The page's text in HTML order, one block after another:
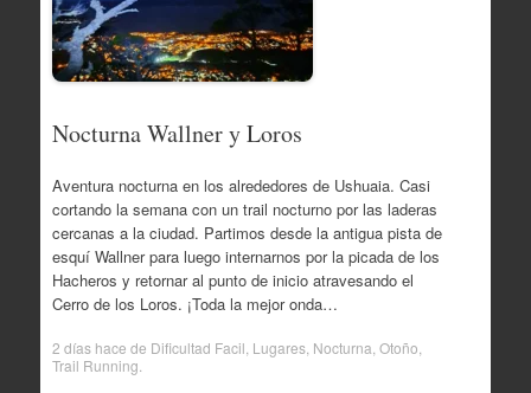
Nocturna Wallner y Loros
Aventura nocturna en los alrededores de Ushuaia. Casi
cortando la semana con un trail nocturno por las laderas
cercanas a la ciudad. Partimos desde la antigua pista de
esquí Wallner para luego internarnos por la picada de los
Hacheros y retornar al punto de inicio atravesando el
Cerro de los Loros. ¡Toda la mejor onda…
2 días hace de Dificultad Facil Lugares, Nocturna Otoño
Trail Running